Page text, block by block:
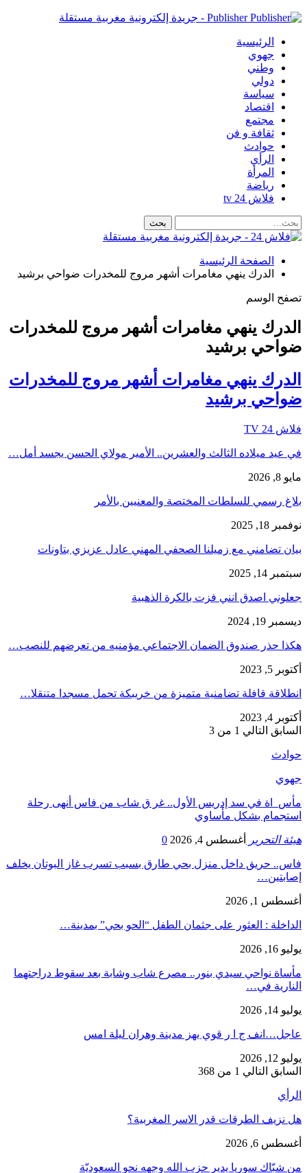
Publisher - جريدة إلكترونية مغربية مستقلة
الرئيسية
جهوي
وطني
دولي
سياسة
اقتصاد
مجتمع
ثقافة و فن
حوادث
الرأي
المرأة
رياضة
فلاش 24 tv
الصفحة الرئيسية
الدرك ينهي مغامرات أشهر مروج للمخدرات ضواحي برشيد
تصفح الوسم
الدرك ينهي مغامرات أشهر مروج للمخدرات
ضواحي برشيد
الدرك ينهي مغامرات أشهر مروج للمخدرات
ضواحي برشيد
فلاش 24 TV
في عيد ميلاده الثالث والعشرين.. الأمير مولاي الحسن يجسد أمل…
مايو 8, 2026
بلاغ رسمي للسلطات المختصة والمعنيين بالأمر
نوفمبر 18, 2025
بيان تضامني مع زميلنا الصحفي المهني عادل عزيزي بتاونات
سبتمبر 14, 2025
جعلوني اصدق انني فزت بالكرة الذهبية
ديسمبر 19, 2024
هكذا حذر صندوق الضمان الاجتماعي مؤمنيه من تعرضهم للنصب…
أكتوبر 5, 2023
انطلاقة قافلة تضامنية متميزة من خريبكة تحمل مسجدا متنقلا…
أكتوبر 4, 2023
السابق التالي 1 من 3
حوادث
جهوي
مأس_اة في سد إدريس الأول.. غر ق شاب من فاس أنهى رحلة
استجمام بشكل مأساوي
هيئة التحرير أغسطس 4, 2026 0
فاس.. حريق داخل منزل بحي طارق بسبب تسرب غاز البوتان يخلف
إصابتين…
أغسطس 1, 2026
​الداخلة : العثور على جثمان الطفل “الحو بحي” بمدينة…
يوليو 16, 2026
مأساة نواحي سيدي بنور.. مصرع شاب وشابة بعد سقوط دراجتهما
النارية في…
يوليو 14, 2026
عاجل…انف ج ا ر قوي يهز مدينة وهران ليلة امس
يوليو 12, 2026
السابق التالي 1 من 368
الرأي
هل نزيف الطرقات قدر الاسر المغربية؟
أغسطس 6, 2026
من شبّاك سوريا يدير حزب الله وجهه نحو السعوديّة